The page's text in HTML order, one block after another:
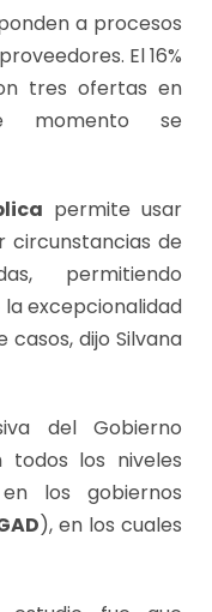
a procesos
El 16%
tres ofertas en
momento se
permite usar
circunstancias de
permitiendo
la excepcionalidad
dijo Silvana
del Gobierno
los niveles
los gobiernos
), en los cuales